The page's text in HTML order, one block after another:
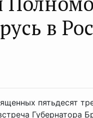
в
пятьдесят
Губернатора